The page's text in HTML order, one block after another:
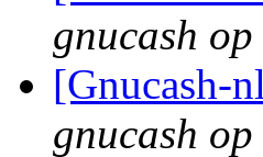
gnucash
[Gnucash-
gnucash